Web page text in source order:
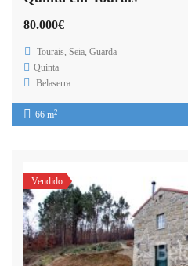
80.000€
Tourais, Seia, Guarda
Quinta
Belaserra
66 m2
Vendido